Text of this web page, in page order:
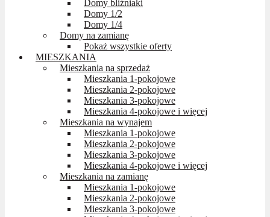
Domy bliźniaki
Domy 1/2
Domy 1/4
Domy na zamianę
Pokaż wszystkie oferty
MIESZKANIA
Mieszkania na sprzedaż
Mieszkania 1-pokojowe
Mieszkania 2-pokojowe
Mieszkania 3-pokojowe
Mieszkania 4-pokojowe i więcej
Mieszkania na wynajem
Mieszkania 1-pokojowe
Mieszkania 2-pokojowe
Mieszkania 3-pokojowe
Mieszkania 4-pokojowe i więcej
Mieszkania na zamianę
Mieszkania 1-pokojowe
Mieszkania 2-pokojowe
Mieszkania 3-pokojowe